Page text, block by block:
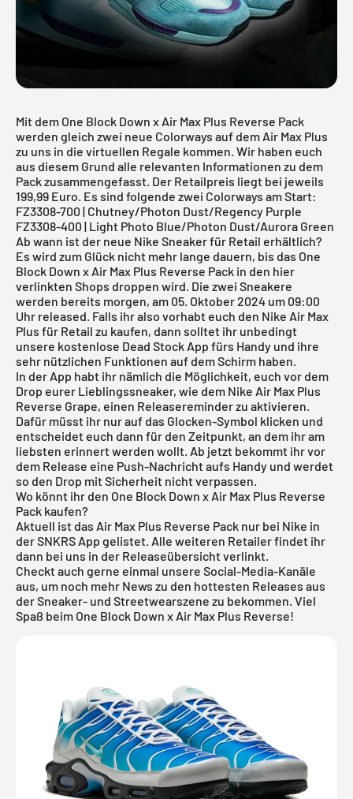
Mit dem One Block Down x Air Max Plus Reverse Pack
werden gleich zwei neue Colorways auf dem Air Max Plus
zu uns in die virtuellen Regale kommen. Wir haben euch
aus diesem Grund alle relevanten Informationen zu dem
Pack zusammengefasst. Der Retailpreis liegt bei jeweils
199,99 Euro. Es sind folgende zwei Colorways am Start:
FZ3308-700 | Chutney/Photon Dust/Regency Purple
FZ3308-400 | Light Photo Blue/Photon Dust/Aurora Green
Ab wann ist der neue Nike Sneaker für Retail erhältlich?
Es wird zum Glück nicht mehr lange dauern, bis das One
Block Down x Air Max Plus Reverse Pack in den hier
verlinkten Shops droppen wird. Die zwei Sneakere
werden bereits morgen, am 05. Oktober 2024 um 09:00
Uhr released. Falls ihr also vorhabt euch den Nike Air Max
Plus für Retail zu kaufen, dann solltet ihr unbedingt
unsere kostenlose Dead Stock App fürs Handy und ihre
sehr nützlichen Funktionen auf dem Schirm haben.
In der App habt ihr nämlich die Möglichkeit, euch vor dem
Drop eurer Lieblingssneaker, wie dem Nike Air Max Plus
Reverse Grape, einen Releasereminder zu aktivieren.
Dafür müsst ihr nur auf das Glocken-Symbol klicken und
entscheidet euch dann für den Zeitpunkt, an dem ihr am
liebsten erinnert werden wollt. Ab jetzt bekommt ihr vor
dem Release eine Push-Nachricht aufs Handy und werdet
so den Drop mit Sicherheit nicht verpassen.
Wo könnt ihr den One Block Down x Air Max Plus Reverse
Pack kaufen?
Aktuell ist das Air Max Plus Reverse Pack nur bei Nike in
der SNKRS App gelistet. Alle weiteren Retailer findet ihr
dann bei uns in der Releaseübersichtverlinkt.
Checkt auch gerne einmal unsere Social-Media-Kanäle
aus, um noch mehr News zu den hottesten Releases aus
der Sneaker- und Streetwearszene zu bekommen. Viel
Spaß beim One Block Down x Air Max Plus Reverse!